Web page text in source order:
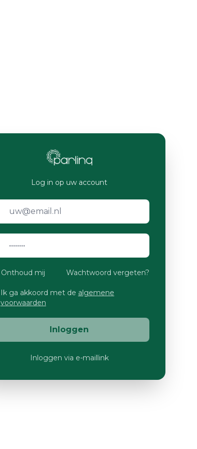
Log in op uw account
Onthoud mij Wachtwoord vergeten?
Ik ga akkoord met de algemene
voorwaarden
Inloggen
Inloggen via e-maillink